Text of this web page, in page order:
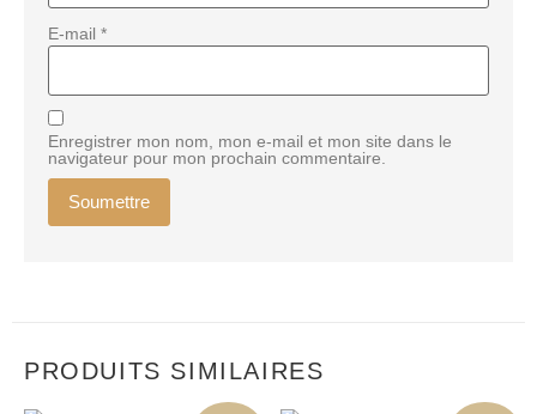
E-mail *
Enregistrer mon nom, mon e-mail et mon site dans le
navigateur pour mon prochain commentaire.
PRODUITS SIMILAIRES